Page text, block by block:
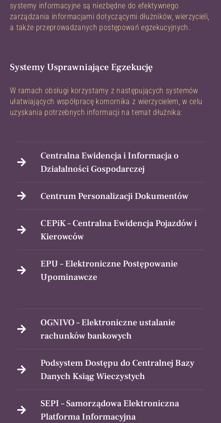
systemy informacyjne są niezbędne do efektywnego
zarządzania informacjami dotyczącymi dłużników, wierzycieli,
a także przeprowadzanych postępowań egzekucyjnych.
Systemy Usprawniające Egzekucję
W ramach obsługi korzystamy z następujących systemów
ułatwiających współpracę komornika z wierzycielem, w celu
uzyskania potrzebnych informacji na temat dłużnika:
Centralna Ewidencja i Informacja o
Działalności Gospodarczej
Centrum Personalizacji Dokumentów
CEPiK – Centralna Ewidencja Pojazdów i
Kierowców
EPU – Elektroniczne Postępowanie
Upominawcze
OGNIVO – Elektroniczne ustalanie
rachunków bankowych
Podsystem Dostępu do Centralnej Bazy
Danych Ksiąg Wieczystych
SEPI – Samorządowa Elektroniczna
Platforma Informacyjna